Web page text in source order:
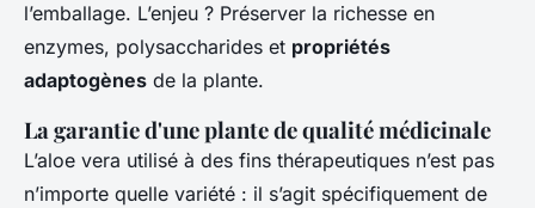
l’emballage. L’enjeu ? Préserver la richesse en
enzymes, polysaccharides et propriétés
adaptogènes de la plante.
La garantie d'une plante de qualité médicinale
L’aloe vera utilisé à des fins thérapeutiques n’est pas
n’importe quelle variété : il s’agit spécifiquement de